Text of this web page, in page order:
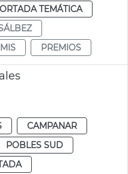
TEMÁTICA
PREMIOS
CAMPANAR
POBLES SUD